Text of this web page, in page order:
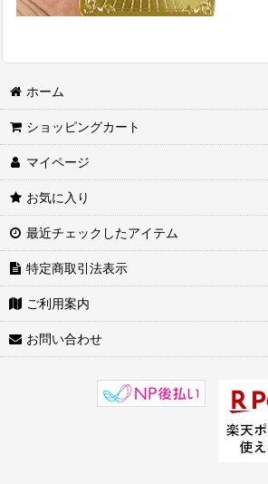
ホーム
ショッピングカート
マイページ
お気に入り
最近チェックしたアイテム
特定商取引法表示
ご利用案内
お問い合わせ